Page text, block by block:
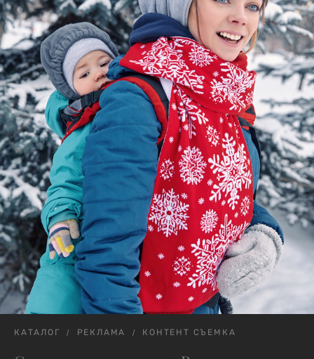
КАТАЛОГ РЕКЛАМА КОНТЕНТ СЪЕМКА